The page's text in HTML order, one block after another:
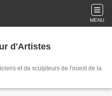
MENU
d'Artistes
et de sculpteurs de l'ouest de la